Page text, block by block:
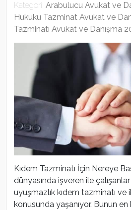
Kategori: Arabulucu Avukat ve
Hukuku Tazminat Avukat ve
Tazminatı Avukat ve Danışma
Kıdem Tazminatı İçin Nereye
dünyasında işveren ile
uyuşmazlık kıdem tazminatı ve
konusunda yaşanıyor. Bunun en